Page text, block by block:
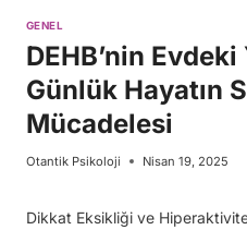
GENEL
DEHB’nin Evdeki
Günlük Hayatın
Mücadelesi
Otantik Psikoloji Nisan 19, 2025
Dikkat Eksikliği ve